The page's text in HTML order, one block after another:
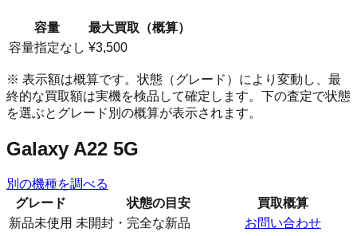
容量
最大買取（概算）
容量指定なし ¥3,500
※ 表示額は概算です。状態（グレード）により変動し、最
終的な買取額は実機を検品して確定します。下の査定で状態
を選ぶとグレード別の概算が表示されます。
Galaxy A22 5G
別の機種を調べる
グレード
状態の目安
買取概算
新品未使用 未開封・完全な新品
お問い合わせ